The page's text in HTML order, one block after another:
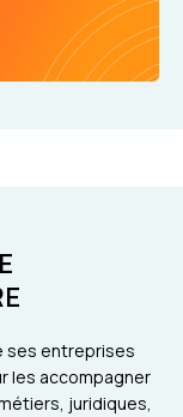
ses entreprises
les accompagner
juridiques,